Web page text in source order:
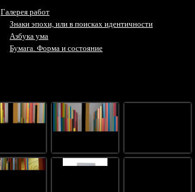
Галерея работ
Знаки эпохи, или в поисках идентичности
Азбука ума
Бумага. Форма и состояние